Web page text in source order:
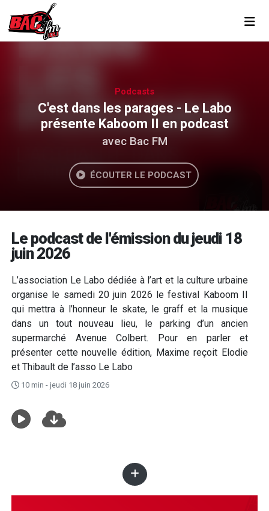
Podcasts
C'est dans les parages - Le Labo
présente Kaboom II en podcast
avec Bac FM
ÉCOUTER LE PODCAST
Le podcast de l'émission du jeudi 18
juin 2026
L’association Le Labo dédiée à l’art et la culture urbaine
organise le samedi 20 juin 2026 le festival Kaboom II
qui mettra à l’honneur le skate, le graff et la musique
dans un tout nouveau lieu, le parking d’un ancien
supermarché Avenue Colbert. Pour en parler et
présenter cette nouvelle édition, Maxime reçoit Elodie
et Thibault de l’asso Le Labo
10 min - jeudi 18 juin 2026